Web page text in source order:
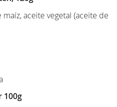
maíz, aceite vegetal (aceite de
100g